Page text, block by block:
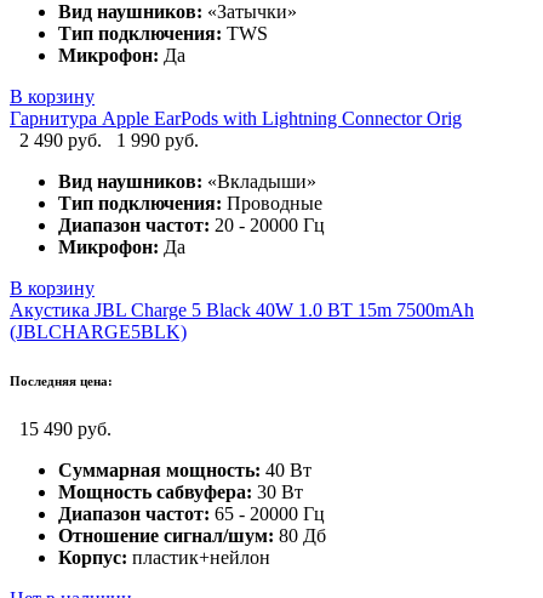
Вид наушников: «Затычки»
Тип подключения: TWS
Микрофон: Да
В корзину
Гарнитура Apple EarPods with Lightning Connector Orig
2 490 руб.
1 990 руб.
Вид наушников: «Вкладыши»
Тип подключения: Проводные
Диапазон частот: 20 - 20000 Гц
Микрофон: Да
В корзину
Акустика JBL Charge 5 Black 40W 1.0 BT 15m 7500mAh
(JBLCHARGE5BLK)
Последняя цена:
15 490 руб.
Суммарная мощность: 40 Вт
Мощность сабвуфера: 30 Вт
Диапазон частот: 65 - 20000 Гц
Отношение сигнал/шум: 80 Дб
Корпус: пластик+нейлон